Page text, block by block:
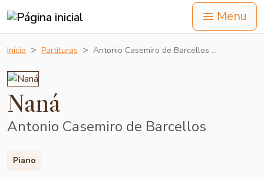
Menu
Início Partituras Antonio Casemiro de Barcellos …
Naná
Antonio Casemiro de Barcellos
Piano